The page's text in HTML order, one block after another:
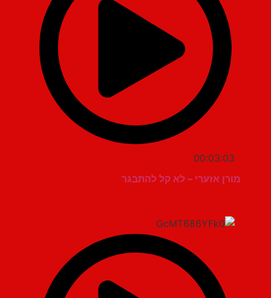
00:03:03
מורן אזערי – לא קל להתבגר